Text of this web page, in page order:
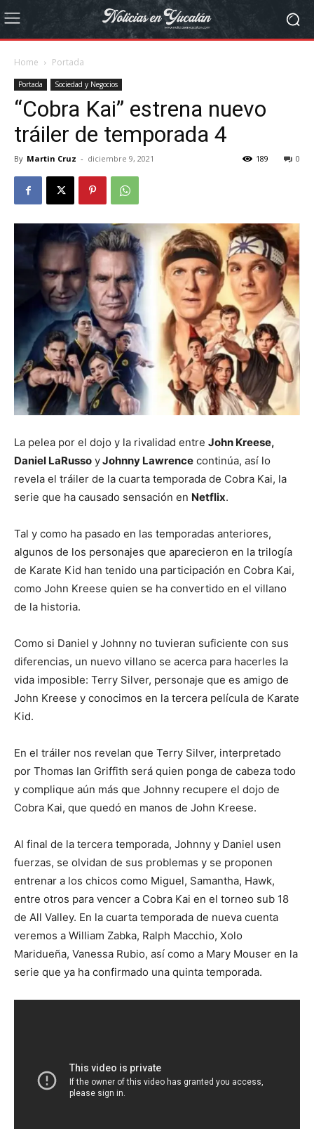
Home Portada
Portada Sociedad y Negocios
“Cobra Kai” estrena nuevo
tráiler de temporada 4
By Martin Cruz - diciembre 9, 2021 0
189
La pelea por el dojo y la rivalidad entre John Kreese,
Daniel LaRusso yJohnny Lawrence continúa, así lo
revela el tráiler de la cuarta temporada de Cobra Kai, la
serie que ha causado sensación en Netflix.
Tal y como ha pasado en las temporadas anteriores,
algunos de los personajes que aparecieron en la trilogía
de Karate Kid han tenido una participación en Cobra Kai,
como John Kreese quien se ha convertido en el villano
de la historia.
Como si Daniel y Johnny no tuvieran suficiente con sus
diferencias, un nuevo villano se acerca para hacerles la
vida imposible: Terry Silver, personaje que es amigo de
John Kreese y conocimos en la tercera película de Karate
Kid.
En el tráiler nos revelan que Terry Silver, interpretado
por Thomas Ian Griffith será quien ponga de cabeza todo
y complique aún más que Johnny recupere el dojo de
Cobra Kai, que quedó en manos de John Kreese.
Al final de la tercera temporada, Johnny y Daniel usen
fuerzas, se olvidan de sus problemas y se proponen
entrenar a los chicos como Miguel, Samantha, Hawk,
entre otros para vencer a Cobra Kai en el torneo sub 18
de All Valley. En la cuarta temporada de nueva cuenta
veremos a William Zabka, Ralph Macchio, Xolo
Maridueña, Vanessa Rubio, así como a Mary Mouser en la
serie que ya ha confirmado una quinta temporada.